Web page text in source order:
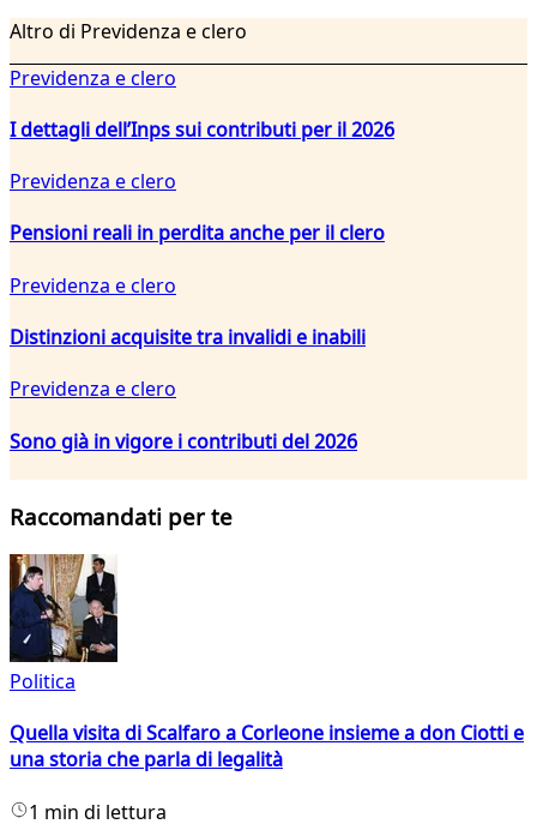
Altro di Previdenza e clero
Previdenza e clero
I dettagli dell’Inps sui contributi per il 2026
Previdenza e clero
Pensioni reali in perdita anche per il clero
Previdenza e clero
Distinzioni acquisite tra invalidi e inabili
Previdenza e clero
Sono già in vigore i contributi del 2026
Raccomandati per te
Politica
Quella visita di Scalfaro a Corleone insieme a don Ciotti e
una storia che parla di legalità
1 min di lettura